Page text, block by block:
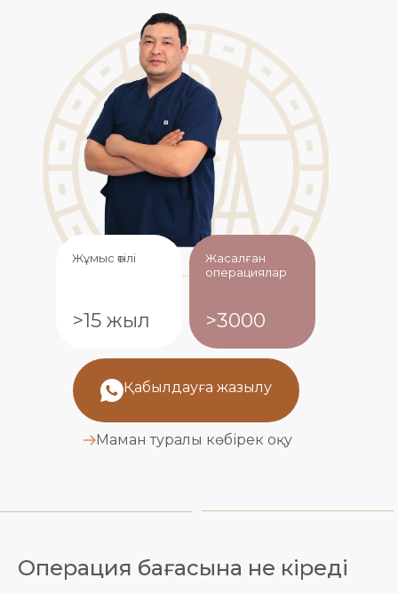
Жұмыс өтілі
>15 жыл
Жасалған
операциялар
>3000
Қабылдауға жазылу
Маман туралы көбірек оқу
Операция бағасына не кіреді